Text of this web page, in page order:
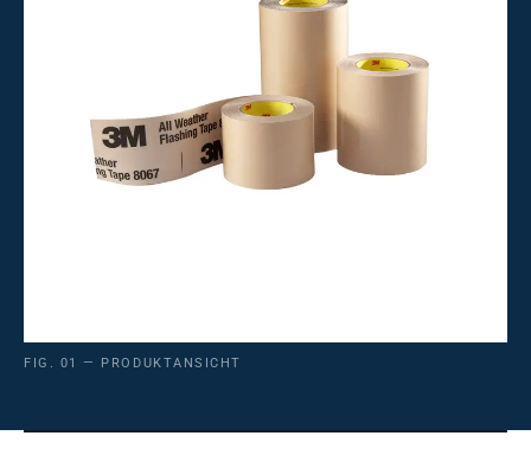
FIG. 01 — PRODUKTANSICHT